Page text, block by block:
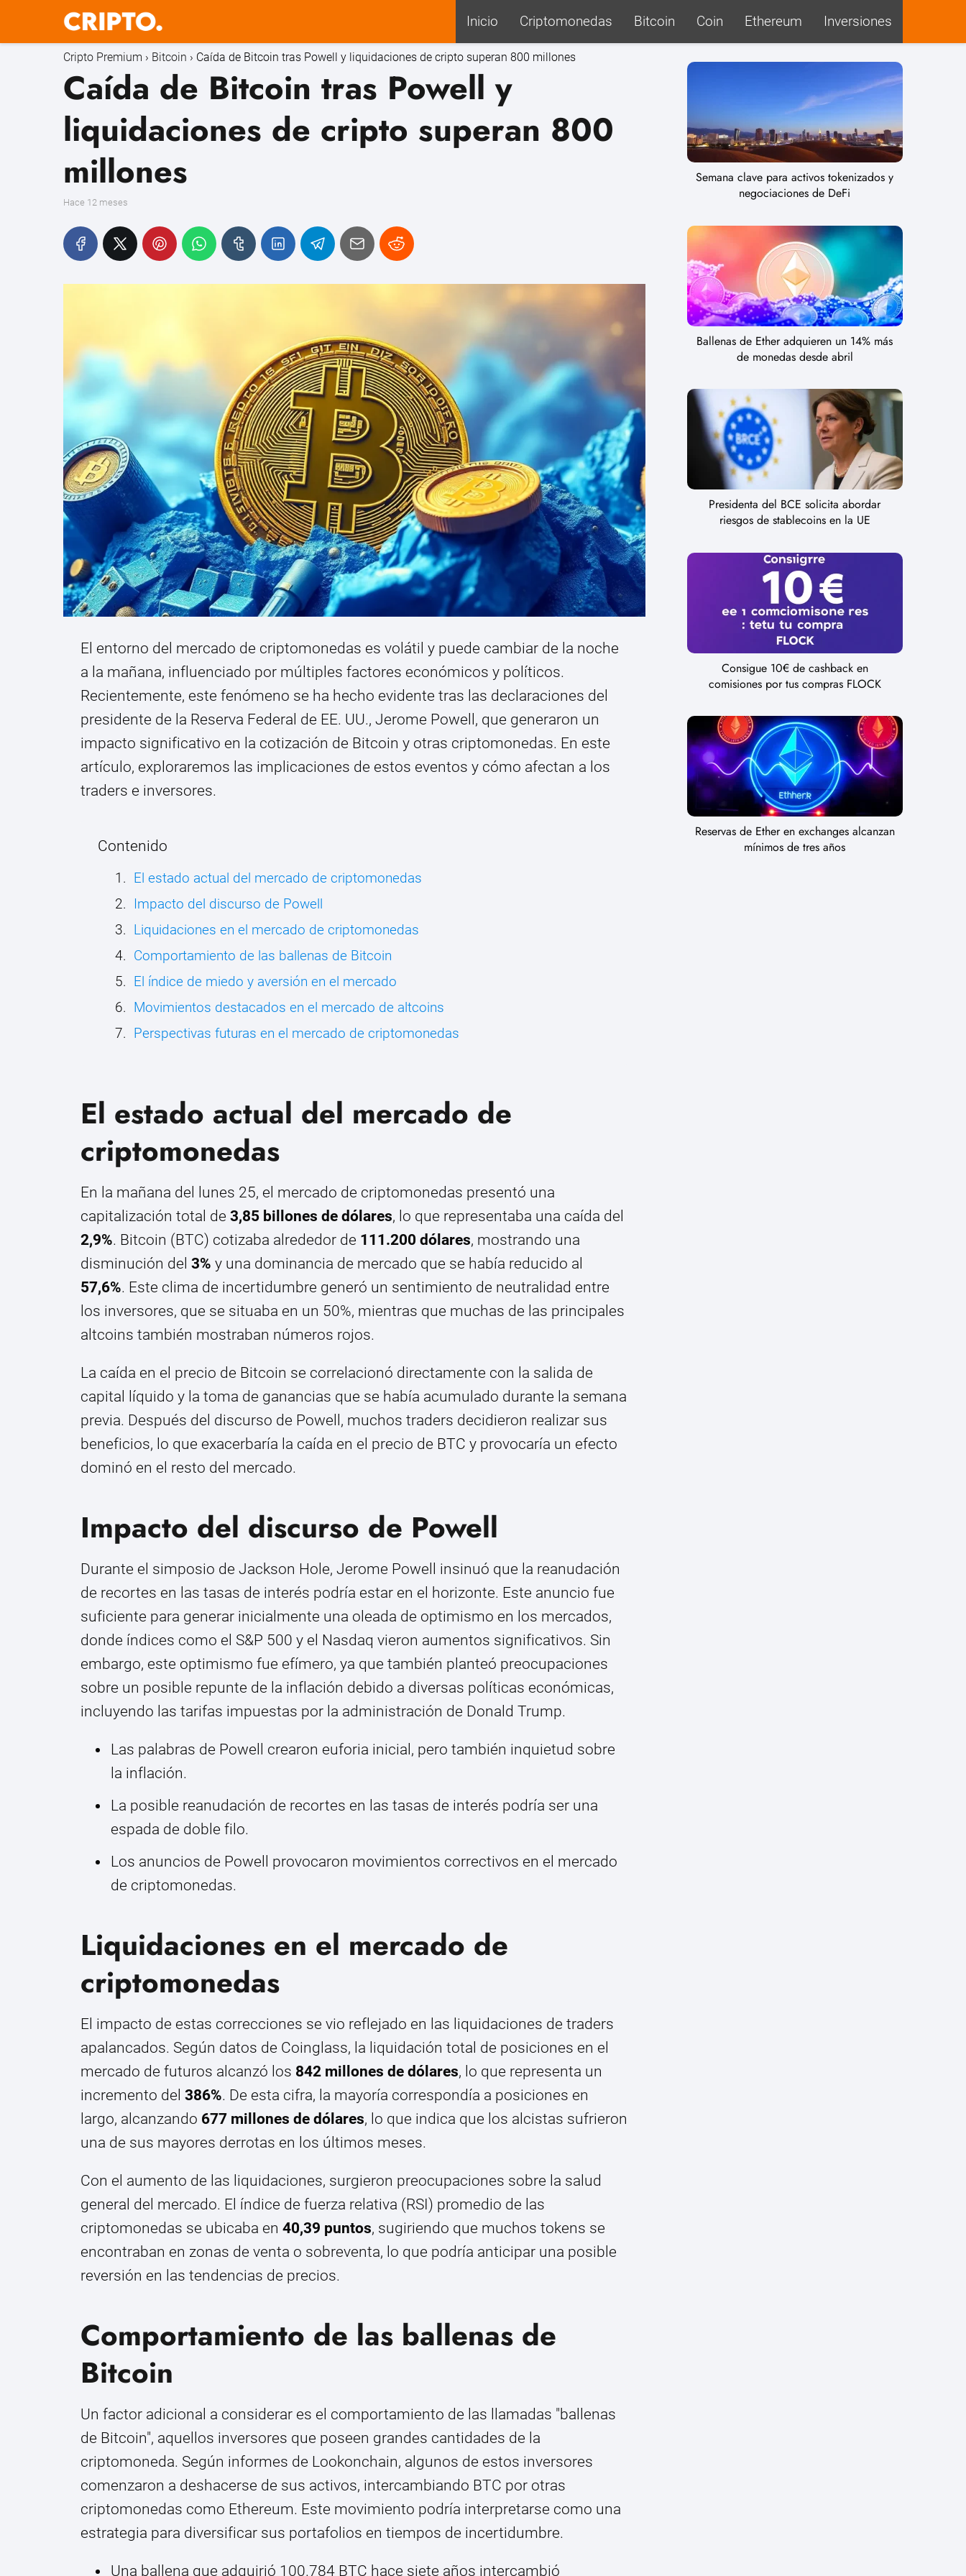
Inicio Criptomonedas Bitcoin Coin Ethereum Inversiones
Cripto Premium Bitcoin Caída de Bitcoin tras Powell y liquidaciones de cripto superan 800 millones
Caída de Bitcoin tras Powell y
liquidaciones de cripto superan 800
millones
hace 12 meses
El entorno del mercado de criptomonedas es volátil y puede cambiar de la noche
a la mañana, influenciado por múltiples factores económicos y políticos.
Recientemente, este fenómeno se ha hecho evidente tras las declaraciones del
presidente de la Reserva Federal de EE. UU., Jerome Powell, que generaron un
impacto significativo en la cotización de Bitcoin y otras criptomonedas. En este
artículo, exploraremos las implicaciones de estos eventos y cómo afectan a los
traders e inversores.
Contenido
El estado actual del mercado de criptomonedas
Impacto del discurso de Powell
Liquidaciones en el mercado de criptomonedas
Comportamiento de las ballenas de Bitcoin
El índice de miedo y aversión en el mercado
Movimientos destacados en el mercado de altcoins
Perspectivas futuras en el mercado de criptomonedas
El estado actual del mercado de
criptomonedas
En la mañana del lunes 25, el mercado de criptomonedas presentó una
capitalización total de 3,85 billones de dólares, lo que representaba una caída del
2,9%. Bitcoin (BTC) cotizaba alrededor de 111.200 dólares, mostrando una
disminución del 3% y una dominancia de mercado que se había reducido al
57,6%. Este clima de incertidumbre generó un sentimiento de neutralidad entre
los inversores, que se situaba en un 50%, mientras que muchas de las principales
altcoins también mostraban números rojos.
La caída en el precio de Bitcoin se correlacionó directamente con la salida de
capital líquido y la toma de ganancias que se había acumulado durante la semana
previa. Después del discurso de Powell, muchos traders decidieron realizar sus
beneficios, lo que exacerbaría la caída en el precio de BTC y provocaría un efecto
dominó en el resto del mercado.
Impacto del discurso de Powell
Durante el simposio de Jackson Hole, Jerome Powell insinuó que la reanudación
de recortes en las tasas de interés podría estar en el horizonte. Este anuncio fue
suficiente para generar inicialmente una oleada de optimismo en los mercados,
donde índices como el S&P 500 y el Nasdaq vieron aumentos significativos. Sin
embargo, este optimismo fue efímero, ya que también planteó preocupaciones
sobre un posible repunte de la inflación debido a diversas políticas económicas,
incluyendo las tarifas impuestas por la administración de Donald Trump.
Las palabras de Powell crearon euforia inicial, pero también inquietud sobre
la inflación.
La posible reanudación de recortes en las tasas de interés podría ser una
espada de doble filo.
Los anuncios de Powell provocaron movimientos correctivos en el mercado
de criptomonedas.
Liquidaciones en el mercado de
criptomonedas
El impacto de estas correcciones se vio reflejado en las liquidaciones de traders
apalancados. Según datos de Coinglass, la liquidación total de posiciones en el
mercado de futuros alcanzó los 842 millones de dólares, lo que representa un
incremento del 386%. De esta cifra, la mayoría correspondía a posiciones en
largo, alcanzando 677 millones de dólares, lo que indica que los alcistas sufrieron
una de sus mayores derrotas en los últimos meses.
Con el aumento de las liquidaciones, surgieron preocupaciones sobre la salud
general del mercado. El índice de fuerza relativa (RSI) promedio de las
criptomonedas se ubicaba en 40,39 puntos, sugiriendo que muchos tokens se
encontraban en zonas de venta o sobreventa, lo que podría anticipar una posible
reversión en las tendencias de precios.
Comportamiento de las ballenas de
Bitcoin
Un factor adicional a considerar es el comportamiento de las llamadas "ballenas
de Bitcoin", aquellos inversores que poseen grandes cantidades de la
criptomoneda. Según informes de Lookonchain, algunos de estos inversores
comenzaron a deshacerse de sus activos, intercambiando BTC por otras
criptomonedas como Ethereum. Este movimiento podría interpretarse como una
estrategia para diversificar sus portafolios en tiempos de incertidumbre.
Una ballena que adquirió 100.784 BTC hace siete años intercambió
Semana clave para activos tokenizados y
negociaciones de DeFi
Ballenas de Ether adquieren un 14% más
de monedas desde abril
Presidenta del BCE solicita abordar
riesgos de stablecoins en la UE
Consigue 10€ de cashback en
comisiones por tus compras FLOCK
Reservas de Ether en exchanges alcanzan
mínimos de tres años